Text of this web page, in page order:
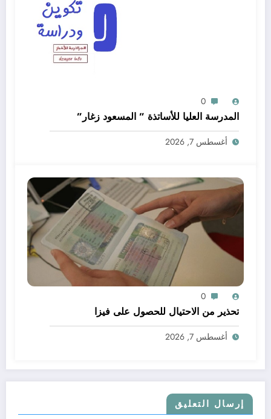
0
المدرسة العليا للأساتذة ” المسعود زغار”
أغسطس 7, 2026
0
تحذير من الاحتيال للحصول على فيزا
أغسطس 7, 2026
إرسال التعليق